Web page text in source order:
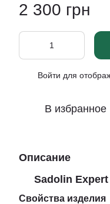
2 300 грн
Войти для
В избранное
Описание
Sadolin Expert
Свойства изделия